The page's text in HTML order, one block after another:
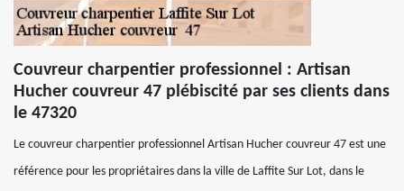
Couvreur charpentier professionnel : Artisan
Hucher couvreur 47 plébiscité par ses clients dans
le 47320
Le couvreur charpentier professionnel Artisan Hucher couvreur 47 est une
référence pour les propriétaires dans la ville de Laffite Sur Lot, dans le